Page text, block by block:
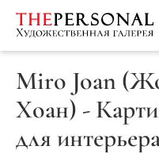
Miro Joan
Хоан) -
для